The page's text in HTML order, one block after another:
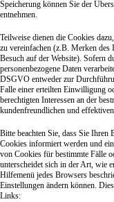
Speicherung können Sie der
entnehmen.
Teilweise dienen die Cookies
zu vereinfachen (z.B. Merken des
Besuch auf der Website). Sofern
personenbezogene Daten
DSGVO entweder zur
Falle einer erteilten Einwilligung
berechtigten Interessen an der
kundenfreundlichen und
Bitte beachten Sie, dass Sie Ihren
Cookies informiert werden und
von Cookies für bestimmte Fälle
unterscheidet sich in der Art, wie
Hilfemenü jedes Browsers
Einstellungen ändern können.
Links: